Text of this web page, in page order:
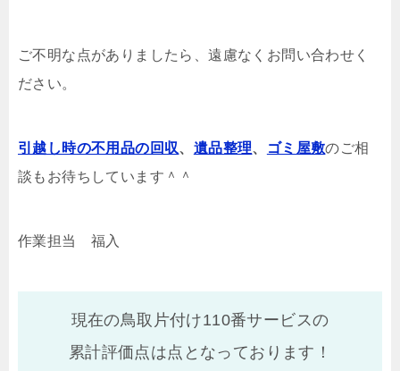
ご不明な点がありましたら、遠慮なくお問い合わせく
ださい。
引越し時の不用品の回収、 遺品整理、 ゴミ屋敷のご相
談もお待ちしています＾＾
作業担当 福入
現在の鳥取片付け110番サービスの
累計評価点は点となっております！